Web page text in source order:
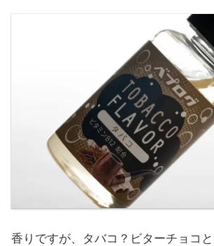
香りですが、タバコ？ビターチョコ